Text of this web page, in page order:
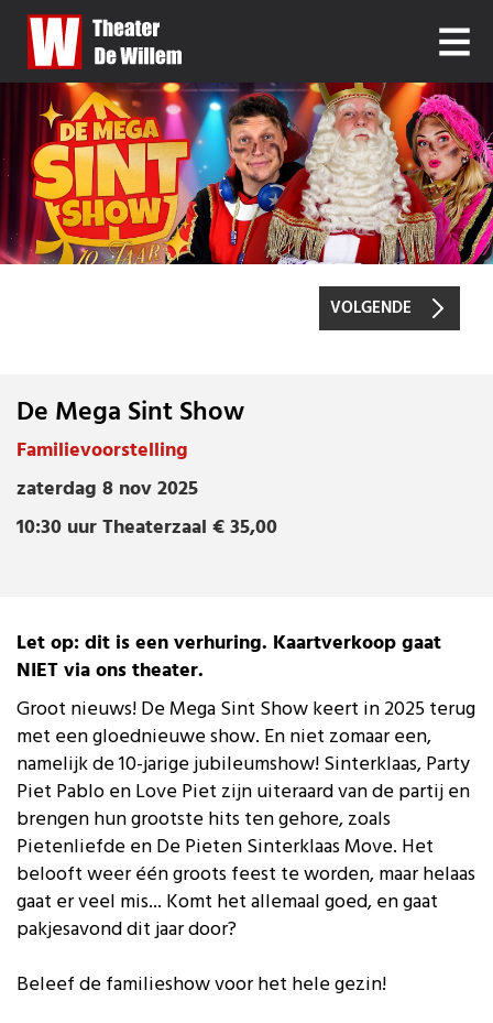
DE MEGA SINT SHOW
Familievoorstelling
zaterdag8 nov 2025 | 10:30 uur
VOLGENDE
De Mega Sint Show
Familievoorstelling
zaterdag 8 nov 2025
10:30 uurTheaterzaal € 35,00
Let op: dit is een verhuring. Kaartverkoop gaat
NIET via ons theater.
Groot nieuws! De Mega Sint Show keert in 2025 terug
met een gloednieuwe show. En niet zomaar een,
namelijk de 10-jarige jubileumshow! Sinterklaas, Party
Piet Pablo en Love Piet zijn uiteraard van de partij en
brengen hun grootste hits ten gehore, zoals
Pietenliefde en De Pieten Sinterklaas Move. Het
belooft weer één groots feest te worden, maar helaas
gaat er veel mis... Komt het allemaal goed, en gaat
pakjesavond dit jaar door?
Beleef de familieshow voor het hele gezin!